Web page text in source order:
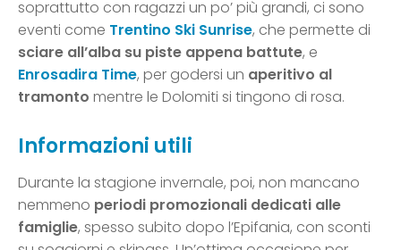
soprattutto con ragazzi un po’ più grandi, ci sono
eventi come Trentino Ski Sunrise, che permette di
sciare all’alba su piste appena battute, e
Enrosadira Time, per godersi un aperitivo al
tramonto mentre le Dolomiti si tingono di rosa.
Informazioni utili
Durante la stagione invernale, poi, non mancano
nemmeno periodi promozionali dedicati alle
famiglie, spesso subito dopo l’Epifania, con sconti